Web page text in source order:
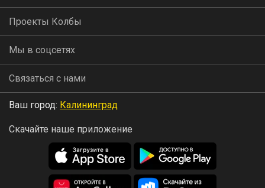
Проекты Колбы
Мы в соцсетях
Связаться с нами
Ваш город: Калининград
Скачайте наше приложение